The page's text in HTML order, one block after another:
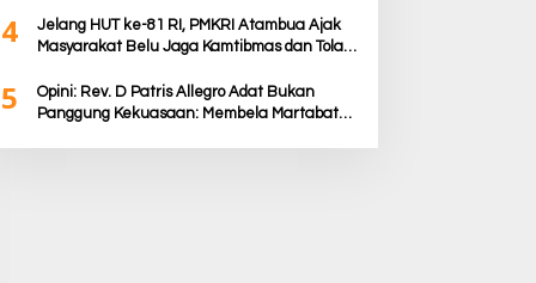
4
Jelang HUT ke-81 RI, PMKRI Atambua Ajak
Masyarakat Belu Jaga Kamtibmas dan Tolak
5
Opini: Rev. D Patris Allegro Adat Bukan
Panggung Kekuasaan: Membela Martabat